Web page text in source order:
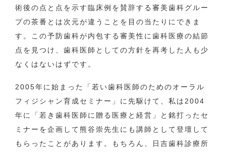
術後の点と点を示す臨床例を賛辞する審美歯科グルー
プの茶番とは次元が違うことを目の当たりにできま
す。この予防歯科が内包する審美性に歯科医療の結節
点を見つけ、歯科医師としての方針を再考した人も少
なくはないはずです。
2005年に始まった「若い歯科医師のためのオーラル
フィジシャン育成セミナー」に先駆けて、私は2004
年に「若き歯科医師に贈る医療と経営」と銘打ったセ
ミナーを企画して熊谷崇先生にも講師として登壇して
もらったことがあります。もちろん、日吉歯科診療所